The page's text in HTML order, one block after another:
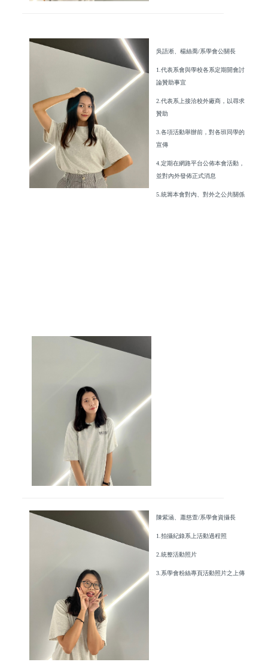
吳語淅、楊絲喬/系學會公關長
1.代表系會與學校各系定期開會討
論贊助事宜
2.代表系上接洽校外廠商，以尋求
贊助
3.各項活動舉辦前，對各班同學的
宣傳
4.定期在網路平台公佈本會活動，
並對內外發佈正式消息
5.統籌本會對內、對外之公共關係
陳紫涵、蕭慈萱/系學會資攝長
1.拍攝紀錄系上活動過程照
2.統整活動照片
3.系學會粉絲專頁活動照片之上傳